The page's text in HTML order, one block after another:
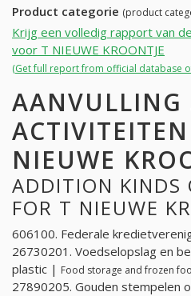
Product categorie (product
Krijg een volledig rapport van
voor T NIEUWE KROONTJE
(Get full report from official database of
AANVULLING
NIEUWE
ADDITION KINDS
FOR T NIEUWE
606100. Federale
26730201. Voedselopslag en
plastic | Food storage and frozen
27890205. Gouden stempelen